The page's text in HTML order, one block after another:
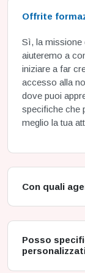
Offrite
Sì, la missione
aiuteremo a
iniziare a far
accesso alla
dove puoi
specifiche che
meglio la tua
Con quali
Posso